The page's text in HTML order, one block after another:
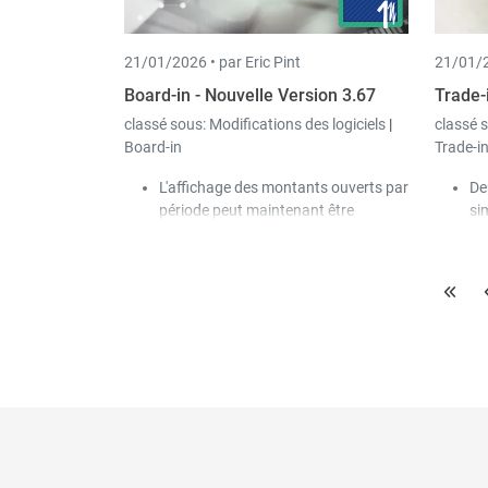
document, permettant de
fichier.
21/01/2026 • par Eric Pint
Board-in - Nouvelle Version 3.67
classé sous: Modifications des logiciels |
Board-in
L'affichage des montants ouverts par
période peut maintenant être
21/01/
classé
Trade-in